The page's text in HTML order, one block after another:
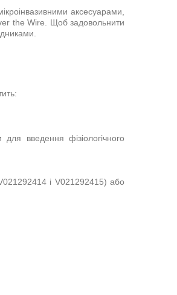
аксесуарами,
the Wire. Щоб задовольнити
введення фізіологічного
і V021292415) або